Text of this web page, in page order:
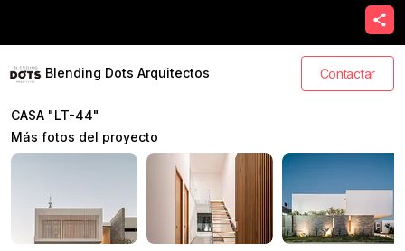
Blending Dots Arquitectos Contactar
CASA "LT-44"
Más fotos del proyecto